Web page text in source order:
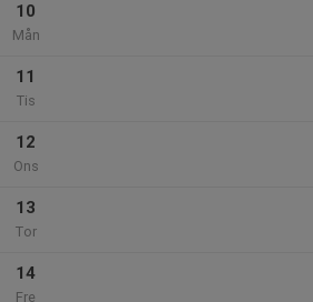
10
Mån
11
Tis
12
Ons
13
Tor
14
Fre